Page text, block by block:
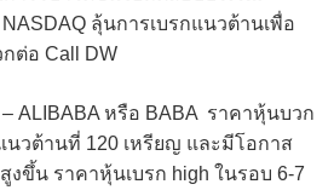
ลุ้นการเบรกแนวต้านเพื่อ
ต่อ Call DW
ALIBABA หรือ BABA ราคาหุ้นบวก
วต้านที่ 120 เหรียญ และมีโอกาส
ขึ้น ราคาหุ้นเบรก high ในรอบ 6-7